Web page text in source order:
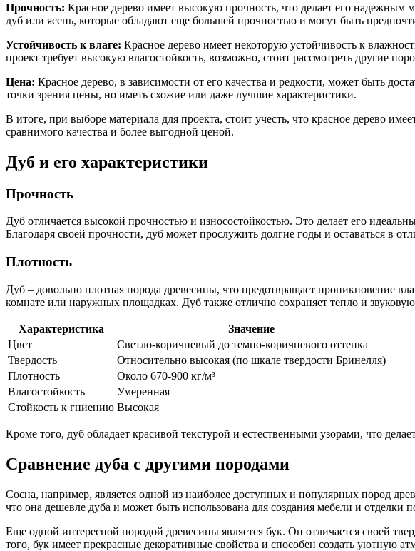
Прочность: Красное дерево имеет высокую прочность, что делает его надежным
дуб или ясень, которые обладают еще большей прочностью и могут быть
Устойчивость к влаге: Красное дерево имеет некоторую устойчивость к
проект требует высокую влагостойкость, возможно, стоит рассмотреть другие
Цена: Красное дерево, в зависимости от его качества и редкости, может быть
точки зрения цены, но иметь схожие или даже лучшие характеристики.
В итоге, при выборе материала для проекта, стоит учесть, что красное дерево
сравнимого качества и более выгодной ценой.
Дуб и его характеристики
Прочность
Дуб отличается высокой прочностью и износостойкостью. Это делает его
Благодаря своей прочности, дуб может прослужить долгие годы и оставаться в
Плотность
Дуб – довольно плотная порода древесины, что предотвращает проникновение
комнате или наружных площадках. Дуб также отлично сохраняет тепло и
Характеристика
Значение
Цвет
Светло-коричневый до темно-коричневого оттенка
Твердость
Относительно высокая (по шкале твердости Бринелля)
Плотность
Около 670-900 кг/м³
Влагостойкость
Умеренная
Стойкость к гниению Высокая
Кроме того, дуб обладает красивой текстурой и естественными узорами, что
Сравнение дуба с другими породами
Сосна, например, является одной из наиболее доступных и популярных пород
что она дешевле дуба и может быть использована для создания мебели и отделки
Еще одной интересной породой древесины является бук. Он отличается своей
того, бук имеет прекрасные декоративные свойства и способен создать уютную